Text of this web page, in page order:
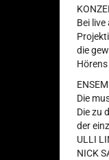
Bei
die
Die
Die zu
der
ULLI
NICK